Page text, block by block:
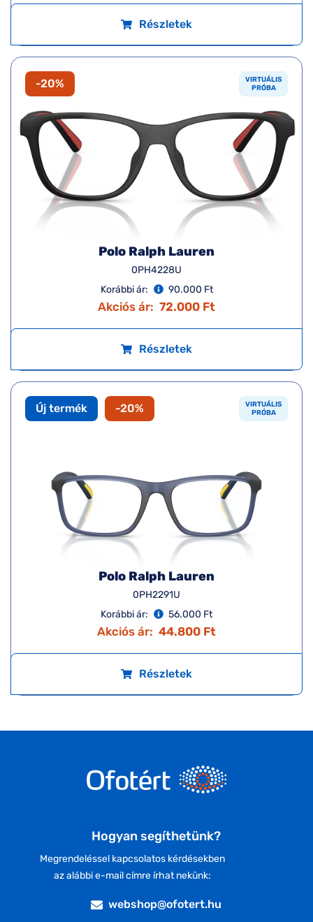
Részletek
-20%
VIRTUÁLIS
PRÓBA
Polo Ralph Lauren
0PH4228U
Korábbi ár:
90.000 Ft
Akciós ár: 72.000 Ft
Részletek
Új termék -20%
VIRTUÁLIS
PRÓBA
Polo Ralph Lauren
0PH2291U
Korábbi ár:
56.000 Ft
Akciós ár: 44.800 Ft
Részletek
Hogyan segíthetünk?
Megrendeléssel kapcsolatos kérdésekben
az alábbi e-mail címre írhat nekünk:
webshop@ofotert.hu